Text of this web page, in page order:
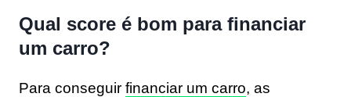
Qual score é bom para financiar
um carro?
Para conseguir financiar um carro, as